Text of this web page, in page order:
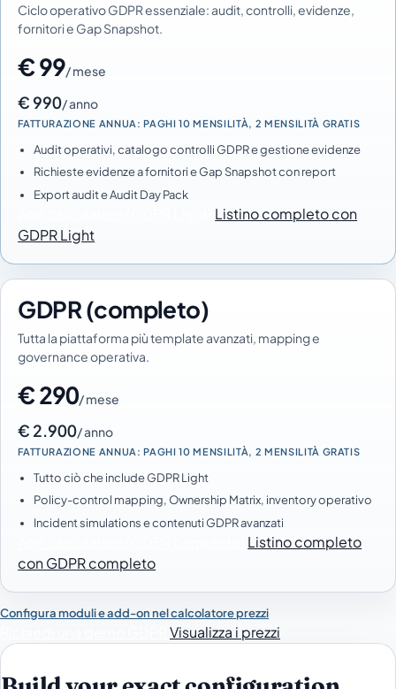
Ciclo operativo GDPR essenziale: audit, controlli, evidenze,
fornitori e Gap Snapshot.
€ 99/ mese
€ 990/ anno
FATTURAZIONE ANNUA: PAGHI 10 MENSILITÀ, 2 MENSILITÀ GRATIS
Audit operativi, catalogo controlli GDPR e gestione evidenze
Richieste evidenze a fornitori e Gap Snapshot con report
Export audit e Audit Day Pack
Listino completo con
GDPR Light
GDPR (completo)
Tutta la piattaforma più template avanzati, mapping e
governance operativa.
€ 290/ mese
€ 2.900/ anno
FATTURAZIONE ANNUA: PAGHI 10 MENSILITÀ, 2 MENSILITÀ GRATIS
Tutto ciò che include GDPR Light
Policy-control mapping, Ownership Matrix, inventory operativo
Incident simulations e contenuti GDPR avanzati
Listino completo
con GDPR completo
Configura moduli e add-on nel calcolatore prezzi
Visualizza i prezzi